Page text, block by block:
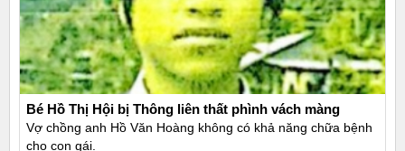
Bé Hồ Thị Hội bị Thông liên thất phình vách màng
Vợ chồng anh Hồ Văn Hoàng không có khả năng chữa bệnh
cho con gái.